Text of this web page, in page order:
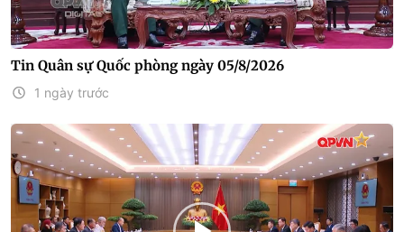
Tin Quân sự Quốc phòng ngày 05/8/2026
1 ngày trước